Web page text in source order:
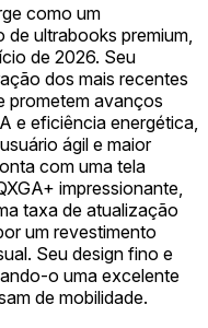
como um
ultrabooks premium,
de 2026. Seu
dos mais recentes
prometem avanços
e eficiência energética,
ágil e maior
com uma tela
impressionante,
taxa de atualização
um revestimento
Seu design fino e
o uma excelente
de mobilidade.